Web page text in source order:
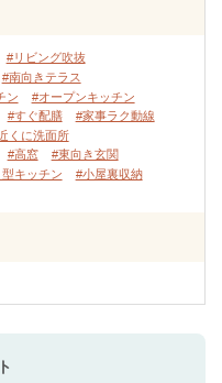
#リビング吹抜
#南向きテラス
ン
#オープンキッチン
#すぐ配膳
#家事ラク動線
くに洗面所
#高窓
#東向き玄関
キッチン
#小屋裏収納